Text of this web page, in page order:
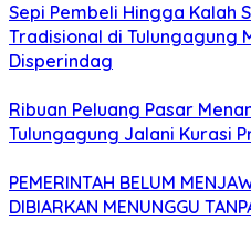
Sepi Pembeli Hingga Kalah
Tradisional di Tulungagung
Disperindag
Ribuan Peluang Pasar
Tulungagung Jalani Kurasi
PEMERINTAH BELUM
DIBIARKAN MENUNGGU